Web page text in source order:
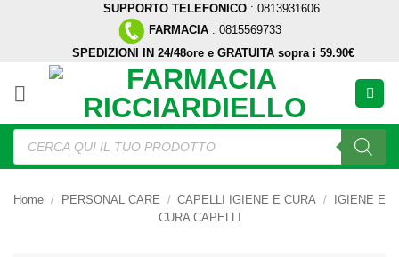
SUPPORTO TELEFONICO : 0813931606
FARMACIA : 0815569733
SPEDIZIONI IN 24/48ore e GRATUITA sopra i 59.90€
Ricerca
prodotti
Home / PERSONAL CARE / CAPELLI IGIENE E CURA /
IGIENE E
CURA CAPELLI